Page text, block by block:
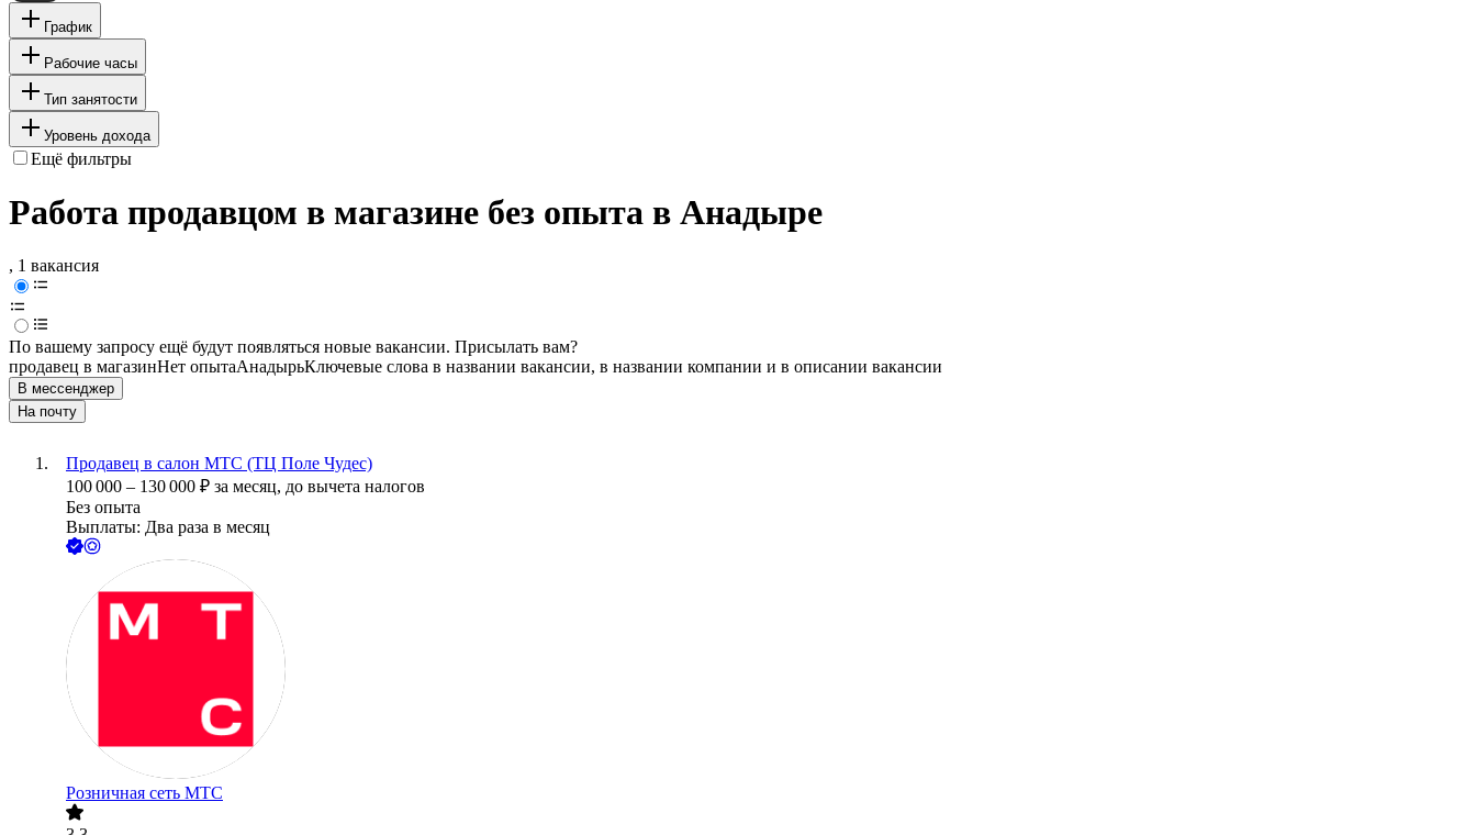
График
Рабочие часы
Тип занятости
Уровень дохода
Ещё фильтры
Работа продавцом в магазине без опыта в Анадыре
, 1 вакансия
По вашему запросу ещё будут появляться новые вакансии. Присылать вам?
продавец в магазинНет опытаАнадырьКлючевые слова в названии вакансии, в названии компании и в описании вакансии
В мессенджер
На почту
Продавец в салон МТС (ТЦ Поле Чудес)
100 000 – 130 000 ₽ за месяц, до вычета налогов
Без опыта
Выплаты: Два раза в месяц
Розничная сеть МТС